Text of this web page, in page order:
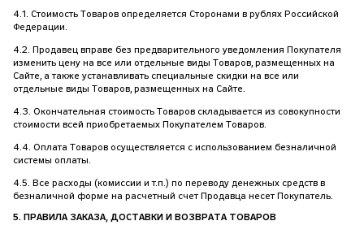
4.1. Стоимость Товаров определяется Сторонами в рублях Российской
Федерации.
4.2. Продавец вправе без предварительного уведомления Покупателя
изменить цену на все или отдельные виды Товаров, размещенных на
Сайте, а также устанавливать специальные скидки на все или
отдельные виды Товаров, размещенных на Сайте.
4.3. Окончательная стоимость Товаров складывается из совокупности
стоимости всей приобретаемых Покупателем Товаров.
4.4. Оплата Товаров осуществляется с использованием безналичной
системы оплаты.
4.5. Все расходы (комиссии и т.п.) по переводу денежных средств в
безналичной форме на расчетный счет Продавца несет Покупатель.
5. ПРАВИЛА ЗАКАЗА, ДОСТАВКИ И ВОЗВРАТА ТОВАРОВ